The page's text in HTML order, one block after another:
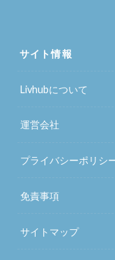
サイト情報
Livhubについて
運営会社
プライバシーポリシ
免責事項
サイトマップ